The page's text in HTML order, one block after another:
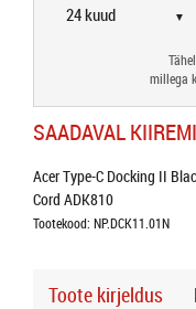
▼
millega
SAADAVAL
Acer Type-C Docking II
Cord ADK810
Tootekood: NP.DCK11.01N
Toote kirjeldus